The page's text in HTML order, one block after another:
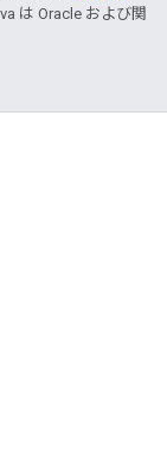
は Oracle および関